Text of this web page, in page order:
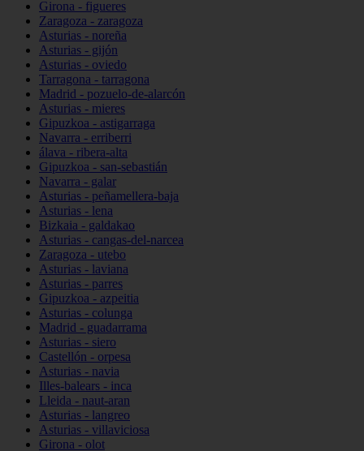
Girona - figueres
Zaragoza - zaragoza
Asturias - noreña
Asturias - gijón
Asturias - oviedo
Tarragona - tarragona
Madrid - pozuelo-de-alarcón
Asturias - mieres
Gipuzkoa - astigarraga
Navarra - erriberri
álava - ribera-alta
Gipuzkoa - san-sebastián
Navarra - galar
Asturias - peñamellera-baja
Asturias - lena
Bizkaia - galdakao
Asturias - cangas-del-narcea
Zaragoza - utebo
Asturias - laviana
Asturias - parres
Gipuzkoa - azpeitia
Asturias - colunga
Madrid - guadarrama
Asturias - siero
Castellón - orpesa
Asturias - navia
Illes-balears - inca
Lleida - naut-aran
Asturias - langreo
Asturias - villaviciosa
Girona - olot